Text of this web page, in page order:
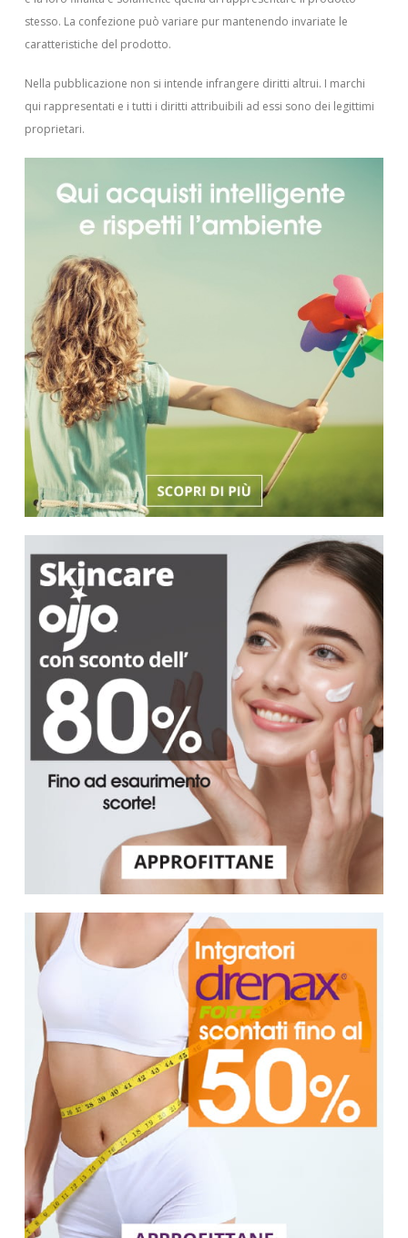
stesso. La confezione può variare pur mantenendo invariate le
caratteristiche del prodotto.
Nella pubblicazione non si intende infrangere diritti altrui. I marchi
qui rappresentati e i tutti i diritti attribuibili ad essi sono dei legittimi
proprietari.